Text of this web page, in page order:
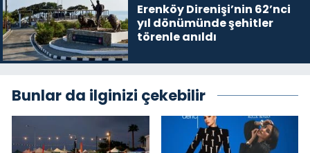
Erenköy Direnişi’nin 62’nci
yıl dönümünde şehitler
törenle anıldı
Bunlar da ilginizi çekebilir